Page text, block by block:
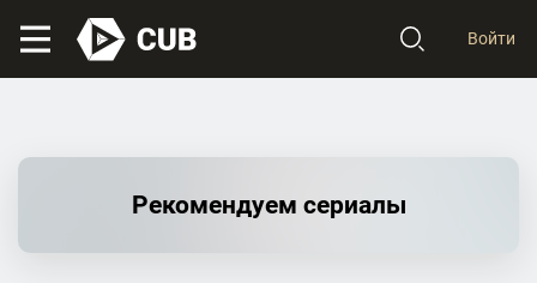
Войти
Рекомендуем сериалы